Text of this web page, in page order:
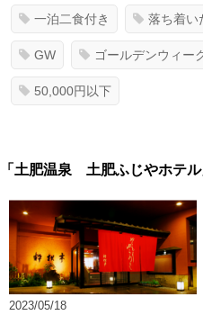
一泊二食付き 落ち着い
GW ゴールデンウィー
50,000円以下
「土肥温泉 土肥ふじやホテ
2023/05/18